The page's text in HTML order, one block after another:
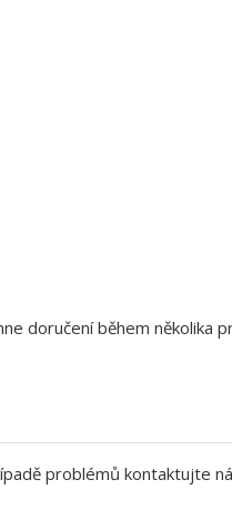
doručení během několika
problémů kontaktujte